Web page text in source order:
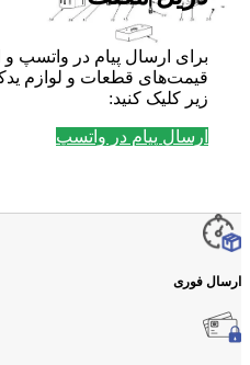
برای ارسال پیام در واتسپ
قیمت‌های قطعات و لوازم
زیر کلیک کنید:
ارسال پیام در واتسپ
ارسال فوری